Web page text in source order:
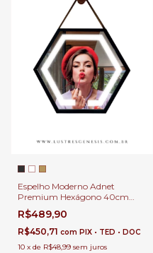
Espelho Moderno Adnet
Premium Hexágono 40cm
com LED Touch e Alça de
Couro Para Banheiro,
Penteadeira, Salão de Beleza e
Lojas
R$489,90
R$450,71 com PIX • TED • DOC
10 x de R$48,99 sem juros